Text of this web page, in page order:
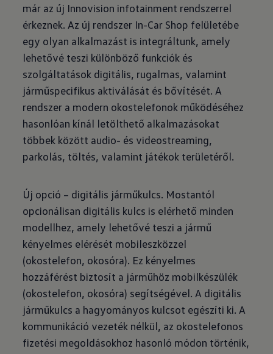
már az új Innovision infotainment rendszerrel
érkeznek. Az új rendszer In-Car Shop felületébe
egy olyan alkalmazást is integráltunk, amely
lehetővé teszi különböző funkciók és
szolgáltatások digitális, rugalmas, valamint
járműspecifikus aktiválását és bővítését. A
rendszer a modern okostelefonok működéséhez
hasonlóan kínál letölthető alkalmazásokat
többek között audio- és videostreaming,
parkolás, töltés, valamint játékok területéről.
Új opció – digitális járműkulcs. Mostantól
opcionálisan digitális kulcs is elérhető minden
modellhez, amely lehetővé teszi a jármű
kényelmes elérését mobileszközzel
(okostelefon, okosóra). Ez kényelmes
hozzáférést biztosít a járműhöz mobilkészülék
(okostelefon, okosóra) segítségével. A digitális
járműkulcs a hagyományos kulcsot egészíti ki. A
kommunikáció vezeték nélkül, az okostelefonos
fizetési megoldásokhoz hasonló módon történik,